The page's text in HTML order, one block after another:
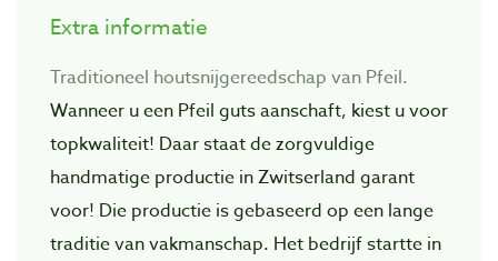
Extra informatie
Traditioneel houtsnijgereedschap van Pfeil.
Wanneer u een Pfeil guts aanschaft, kiest u voor
topkwaliteit! Daar staat de zorgvuIdige
handmatige productie in Zwitserland garant
voor! Die productie is gebaseerd op een lange
traditie van vakmanschap. Het bedrijf startte in